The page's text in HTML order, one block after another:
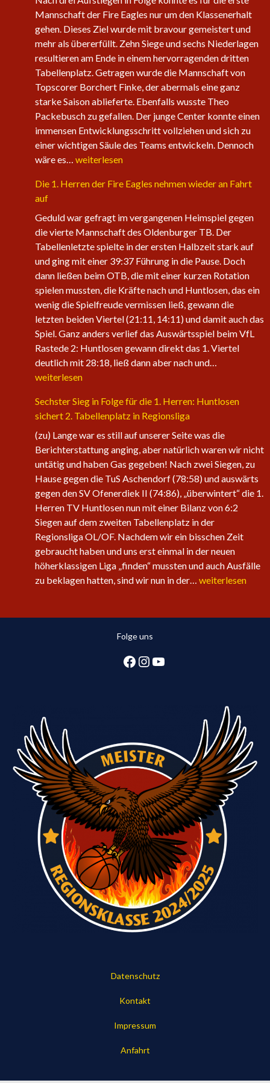
Mannschaft der Fire Eagles nur um den Klassenerhalt
gehen. Dieses Ziel wurde mit bravour gemeistert und
mehr als übererfüllt. Zehn Siege und sechs Niederlagen
resultieren am Ende in einem hervorragenden dritten
Tabellenplatz. Getragen wurde die Mannschaft von
Topscorer Borchert Finke, der abermals eine ganz
starke Saison ablieferte. Ebenfalls wusste Theo
Packebusch zu gefallen. Der junge Center konnte einen
immensen Entwicklungsschritt vollziehen und sich zu
einer wichtigen Säule des Teams entwickeln. Dennoch
wäre es… Saisonabschluss
Herrenteams
weiterlesen
Die 1. Herren der Fire Eagles nehmen wieder an Fahrt
auf
Geduld war gefragt im vergangenen Heimspiel gegen
die vierte Mannschaft des Oldenburger TB. Der
Tabellenletzte spielte in der ersten Halbzeit stark auf
und ging mit einer 39:37 Führung in die Pause. Doch
dann ließen beim OTB, die mit einer kurzen Rotation
spielen mussten, die Kräfte nach und Huntlosen, das ein
wenig die Spielfreude vermissen ließ, gewann die
letzten beiden Viertel (21:11, 14:11) und damit auch das
Spiel. Ganz anders verlief das Auswärtsspiel beim VfL
Rastede 2: Huntlosen gewann direkt das 1. Viertel
deutlich mit 28:18, ließ dann aber nach und…
der
Eagles
nehmen
wieder
an
Fahrt
auf
weiterlesen
Sechster Sieg in Folge für die 1. Herren: Huntlosen
sichert 2. Tabellenplatz in Regionsliga
(zu) Lange war es still auf unserer Seite was die
Berichterstattung anging, aber natürlich waren wir nicht
untätig und haben Gas gegeben! Nach zwei Siegen, zu
Hause gegen die TuS Aschendorf (78:58) und auswärts
gegen den SV Ofenerdiek II (74:86), „überwintert“ die 1.
Herren TV Huntlosen nun mit einer Bilanz von 6:2
Siegen auf dem zweiten Tabellenplatz in der
Regionsliga OL/OF. Nachdem wir ein bisschen Zeit
gebraucht haben und uns erst einmal in der neuen
höherklassigen Liga „finden“ mussten und auch Ausfälle
zu beklagen hatten, sind wir nun in der… Sechster
sichert
2.
Tabellenplatz
in
Regionsliga
weiterlesen
Folge uns
Facebook
Instagram
YouTube
Datenschutz
Kontakt
Impressum
Anfahrt